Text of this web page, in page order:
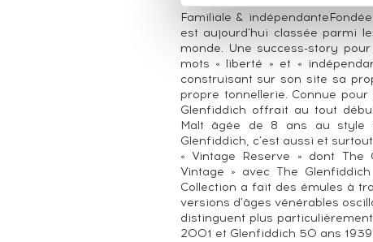
Familiale &
est aujourd'hui classée parmi
monde. Une success-story
mots « liberté » et «
construisant sur son site sa
propre tonnellerie. Connue
Glenfiddich offrait au tout
Malt âgée de 8 ans au style
Glenfiddich, c'est aussi et
« Vintage Reserve » dont The
Vintage » avec The
Collection a fait des émules à
versions d'âges vénérables
distinguent plus
2001 et Glenfiddich 50 ans